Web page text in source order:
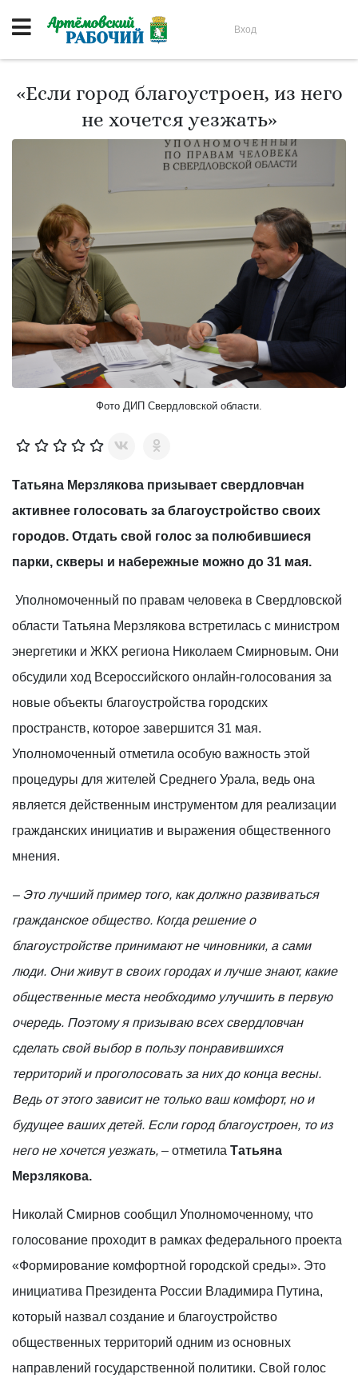
Вход
«Если город благоустроен, из него
не хочется уезжать»
Фото ДИП Свердловской области.
Татьяна Мерзлякова призывает свердловчан
активнее голосовать за благоустройство своих
городов. Отдать свой голос за полюбившиеся
парки, скверы и набережные можно до 31 мая.
Уполномоченный по правам человека в Свердловской
области Татьяна Мерзлякова встретилась с министром
энергетики и ЖКХ региона Николаем Смирновым. Они
обсудили ход Всероссийского онлайн-голосования за
новые объекты благоустройства городских
пространств, которое завершится 31 мая.
Уполномоченный отметила особую важность этой
процедуры для жителей Среднего Урала, ведь она
является действенным инструментом для реализации
гражданских инициатив и выражения общественного
мнения.
– Это лучший пример того, как должно развиваться
гражданское общество. Когда решение о
благоустройстве принимают не чиновники, а сами
люди. Они живут в своих городах и лучше знают, какие
общественные места необходимо улучшить в первую
очередь. Поэтому я призываю всех свердловчан
сделать свой выбор в пользу понравившихся
территорий и проголосовать за них до конца весны.
Ведь от этого зависит не только ваш комфорт, но и
будущее ваших детей. Если город благоустроен, то из
него не хочется уезжать, – отметила Татьяна
Мерзлякова.
Николай Смирнов сообщил Уполномоченному, что
голосование проходит в рамках федерального проекта
«Формирование комфортной городской среды». Это
инициатива Президента России Владимира Путина,
который назвал создание и благоустройство
общественных территорий одним из основных
направлений государственной политики. Свой голос